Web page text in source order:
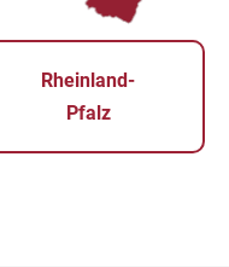
Rheinland-
Pfalz